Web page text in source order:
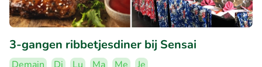
3-gangen ribbetjesdiner bij Sensai